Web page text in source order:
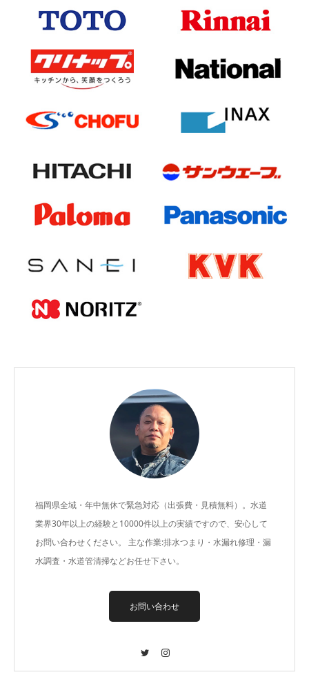
福岡県全域・年中無休で緊急対応（出張費・見積無料）。水道
業界30年以上の経験と10000件以上の実績ですので、安心して
お問い合わせください。 主な作業:排水つまり・水漏れ修理・漏
水調査・水道管清掃などお任せ下さい。
お問い合わせ